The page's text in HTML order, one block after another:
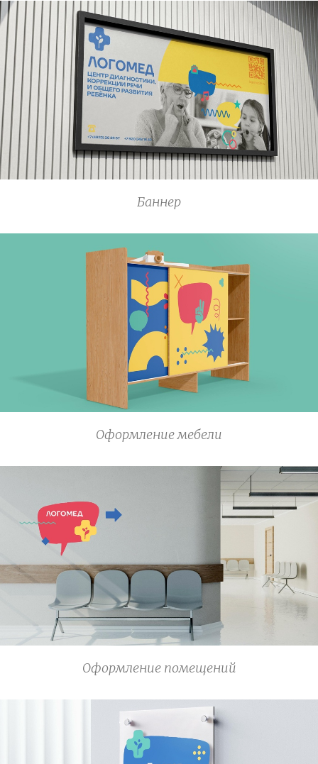
Баннер
Оформление мебели
Оформление помещений